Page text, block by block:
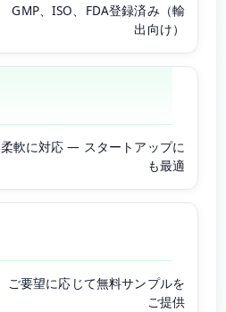
GMP、ISO、FDA登録済み（輸
出向け）
柔軟に対応 — スタートアップに
も最適
ご要望に応じて無料サンプルを
ご提供